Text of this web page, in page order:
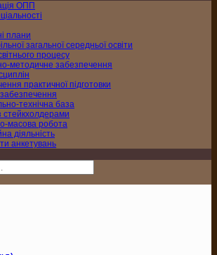
ОПП
плани
загальної середньої освіти
процесу
методичне забезпечення
практичної підготовки
технічна база
стейкхолдерами
масова робота
діяльність
анкетувань